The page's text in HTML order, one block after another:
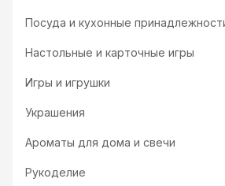
Посуда и кухонные
Настольные и карточные игры
Игры и игрушки
Украшения
Ароматы для дома и свечи
Рукоделие